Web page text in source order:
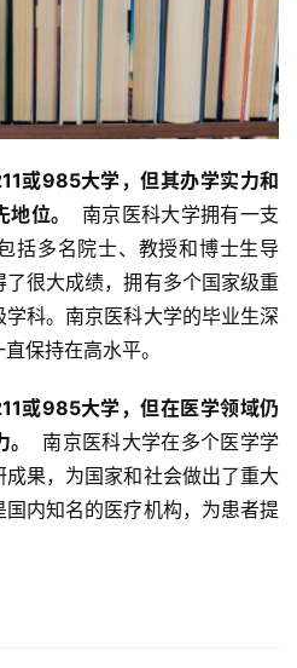
或985大学，但其办学实力和
地位。
南京医科大学拥有一支
括多名院士、教授和博士生导
很大成绩，拥有多个国家级重
科。南京医科大学的毕业生深
保持在高水平。
或985大学，但在医学领域仍
。
南京医科大学在多个医学学
果，为国家和社会做出了重大
内知名的医疗机构，为患者提